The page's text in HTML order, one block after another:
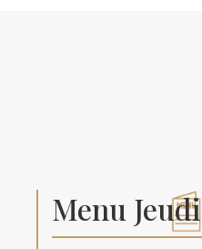
Menu Jeudi